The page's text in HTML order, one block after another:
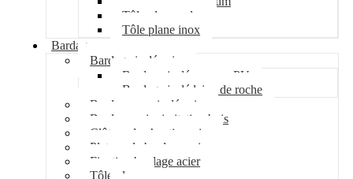
Tôle plane galva
Tôle plane inox
Bardage
Bardage isolé acier
Bardage isolé mousse PU
Bardage isolé laine de roche
Bardage non isolé acier
Bardage acier imitation bois
Clôture de chantier acier
Plateau de bardage acier
Fixation bardage acier
Tôle plane